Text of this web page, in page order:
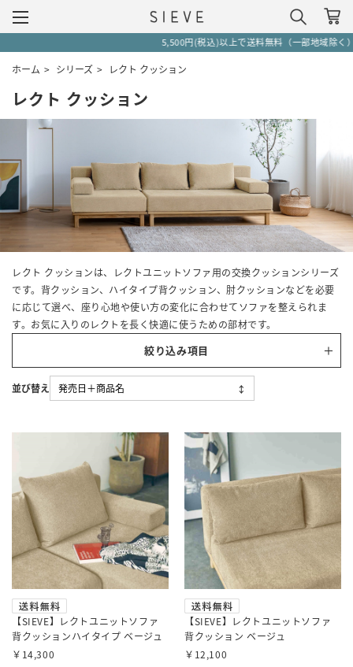
5,500円(税込)以上で送料無料（一部地域除く）
ホーム > シリーズ > レクト クッション
レクト クッション
レクト クッションは、レクトユニットソファ用の交換クッションシリーズ
です。背クッション、ハイタイプ背クッション、肘クッションなどを必要
に応じて選べ、座り心地や使い方の変化に合わせてソファを整えられま
す。お気に入りのレクトを長く快適に使うための部材です。
絞り込み項目
【SIEVE】レクトユニットソファ
背クッションハイタイプ ベージュ
￥14,300
【SIEVE】レクトユニットソファ
背クッション ベージュ
￥12,100